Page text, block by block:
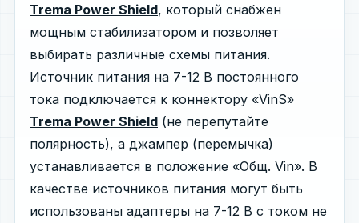
Trema Power Shield, который снабжен
мощным стабилизатором и позволяет
выбирать различные схемы питания.
Источник питания на 7-12 В постоянного
тока подключается к коннектору «VinS»
Trema Power Shield (не перепутайте
полярность), а джампер (перемычка)
устанавливается в положение «Общ. Vin». В
качестве источников питания могут быть
использованы адаптеры на 7-12 В с током не